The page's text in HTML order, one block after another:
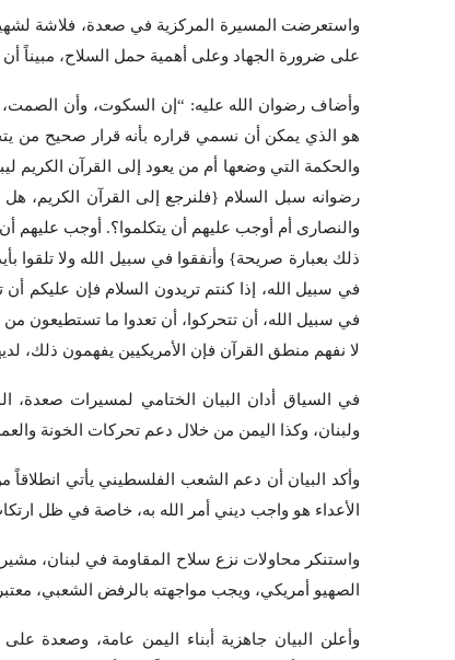
واستعرضت المسيرة المركزية في صعدة، فلاشة لشهيد
على ضرورة الجهاد وعلى أهمية حمل السلاح، مبيناً أن
وأضاف رضوان الله عليه: “إن السكوت، وأن الصمت،
هو الذي يمكن أن نسمي قراره بأنه قرار صحيح من
والحكمة التي وضعها أم من يعود إلى القرآن الكريم
رضوانه سبل السلام {فلنرجع إلى القرآن الكريم، هل
والنصارى أم أوجب عليهم أن يتكلموا؟. أوجب عليهم
ذلك بعبارة صريحة} وأنفقوا في سبيل الله ولا تلقوا
في سبيل الله، إذا كنتم تريدون السلام فإن عليكم أن
في سبيل الله، أن تتحركوا، أن تعدوا ما تستطيعون
لا نفهم منطق القرآن فإن الأمريكيين يفهمون ذلك،
في السياق أدان البيان الختامي لمسيرات صعدة،
ولبنان، وكذا اليمن من خلال دعم تحركات الخونة
وأكد البيان أن دعم الشعب الفلسطيني يأتي انطلاقاً
الأعداء هو واجب ديني أمر الله به، خاصة في ظل
واستنكر محاولات نزع سلاح المقاومة في لبنان،
الصهيو أمريكي، ويجب مواجهته بالرفض الشعبي،
وأعلن البيان جاهزية أبناء اليمن عامة،